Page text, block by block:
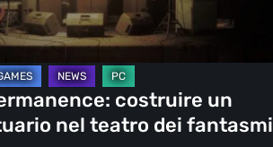
costruire un
nel teatro dei fantasmi